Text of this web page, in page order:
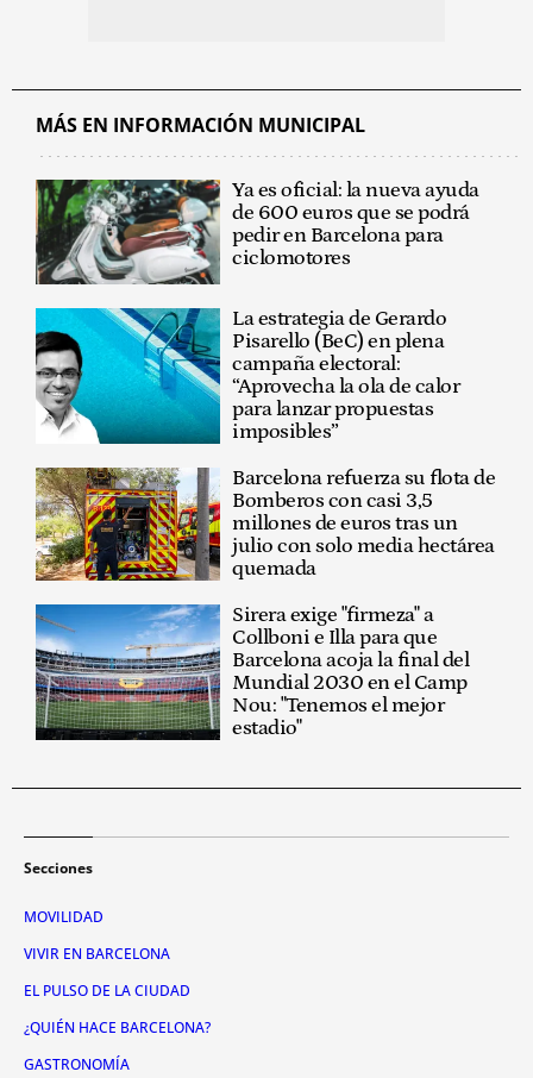
MÁS EN INFORMACIÓN MUNICIPAL
Ya es oficial: la nueva ayuda
de 600 euros que se podrá
pedir en Barcelona para
ciclomotores
La estrategia de Gerardo
Pisarello (BeC) en plena
campaña electoral:
“Aprovecha la ola de calor
para lanzar propuestas
imposibles”
Barcelona refuerza su flota de
Bomberos con casi 3,5
millones de euros tras un
julio con solo media hectárea
quemada
Sirera exige "firmeza" a
Collboni e Illa para que
Barcelona acoja la final del
Mundial 2030 en el Camp
Nou: "Tenemos el mejor
estadio"
Secciones
MOVILIDAD
VIVIR EN BARCELONA
EL PULSO DE LA CIUDAD
¿QUIÉN HACE BARCELONA?
GASTRONOMÍA